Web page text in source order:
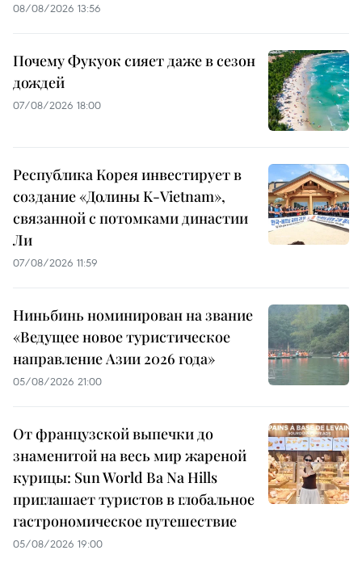
08/08/2026 13:56
Почему Фукуок сияет даже в сезон
дождей
07/08/2026 18:00
Республика Корея инвестирует в
создание «Долины K-Vietnam»,
связанной с потомками династии
Ли
07/08/2026 11:59
Ниньбинь номинирован на звание
«Ведущее новое туристическое
направление Азии 2026 года»
05/08/2026 21:00
От французской выпечки до
знаменитой на весь мир жареной
курицы: Sun World Ba Na Hills
приглашает туристов в глобальное
гастрономическое путешествие
05/08/2026 19:00